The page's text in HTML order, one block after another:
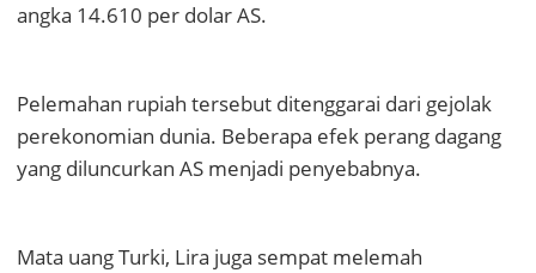
angka 14.610 per dolar AS.
Pelemahan rupiah tersebut ditenggarai dari gejolak
perekonomian dunia. Beberapa efek perang dagang
yang diluncurkan AS menjadi penyebabnya.
Mata uang Turki, Lira juga sempat melemah